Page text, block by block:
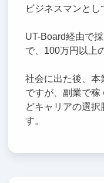
ビジネスマンとし
UT-Board経由で
で、100万円以上
社会に出た後、本
ですが、副業で稼
どキャリアの選択
す。